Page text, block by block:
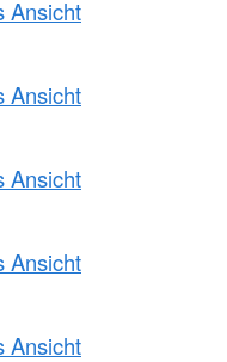
Ansicht
Ansicht
Ansicht
Ansicht
Ansicht